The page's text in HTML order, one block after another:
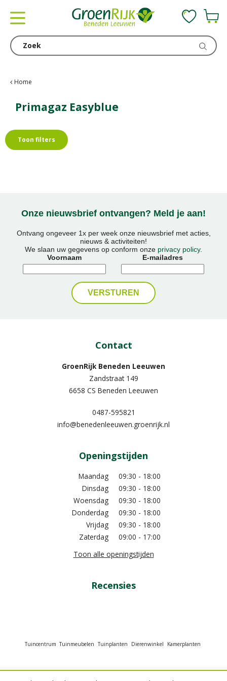
Home
Primagaz Easyblue
Toon filters
Onze nieuwsbrief ontvangen? Meld je aan!
Ontvang ongeveer 1x per week onze nieuwsbrief met acties,
nieuws & activiteiten!
We slaan uw gegevens op conform onze privacy policy.
Voornaam
E-mailadres
Contact
GroenRijk Beneden Leeuwen​
Zandstraat 149
6658 CS Beneden Leeuwen
0487-595821
info@benedenleeuwen.groenrijk.nl
Openingstijden
Maandag
09:30 - 18:00
Dinsdag
09:30 - 18:00
Woensdag
09:30 - 18:00
Donderdag
09:30 - 18:00
Vrijdag
09:30 - 18:00
Zaterdag
09:00 - 17:00
Toon alle openingstijden
Recensies
Tuincentrum Tuinmeubelen Tuinplanten Dierenwinkel Kamerplanten